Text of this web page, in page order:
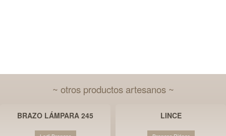
~ otros productos artesanos ~
BRAZO LÁMPARA 245 LINCE